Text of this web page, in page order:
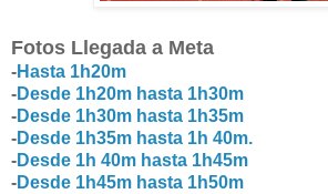
Fotos Llegada a Meta
-Hasta 1h20m
-Desde 1h20m hasta 1h30m
-Desde 1h30m hasta 1h35m
-Desde 1h35m hasta 1h 40m.
-Desde 1h 40m hasta 1h45m
-Desde 1h45m hasta 1h50m